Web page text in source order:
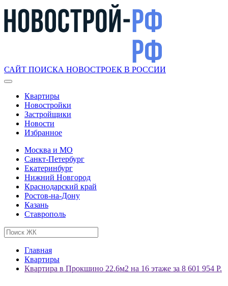
САЙТ ПОИСКА НОВОСТРОЕК В РОССИИ
Квартиры
Новостройки
Застройщики
Новости
Избранное
Москва и МО
Санкт-Петербург
Екатеринбург
Нижний Новгород
Краснодарский край
Ростов-на-Дону
Казань
Ставрополь
Главная
Квартиры
Квартира в Прокшино 22.6м2 на 16 этаже за 8 601 954 Р.